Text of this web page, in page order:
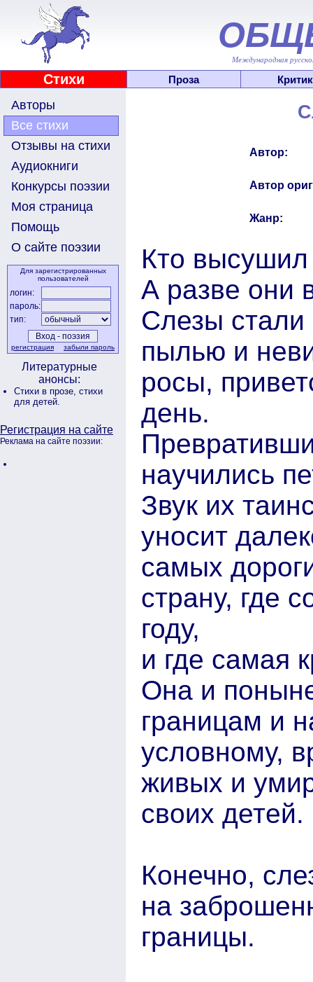
Международная
Стихи Проза
Авторы
Все стихи
Отзывы на стихи
Аудиокниги
Конкурсы поэзии
Моя страница
Помощь
О сайте поэзии
Для зарегистрированных
пользователей
логин:
пароль:
тип:
регистрация забыли пароль
Литературные
анонсы:
Стихи в прозе, стихи
для детей.
Регистрация на сайте
Реклама на сайте поэзии:
Автор:
Автор
Жанр:
Кто
А разве они
Слезы
пылью и
росы,
день.
научились
Звук их
уносит
самых
страну, где
году,
и где самая
Она и
границам и
условному,
живых и
своих детей.
Конечно,
на
границы.